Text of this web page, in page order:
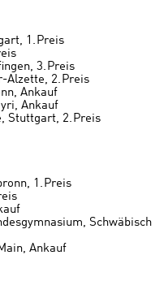
1. Preis
3. Preis
Alzette, 2. Preis
Ankauf
Ankauf
Stuttgart, 2. Preis
1. Preis
Schwäbisch
Ankauf